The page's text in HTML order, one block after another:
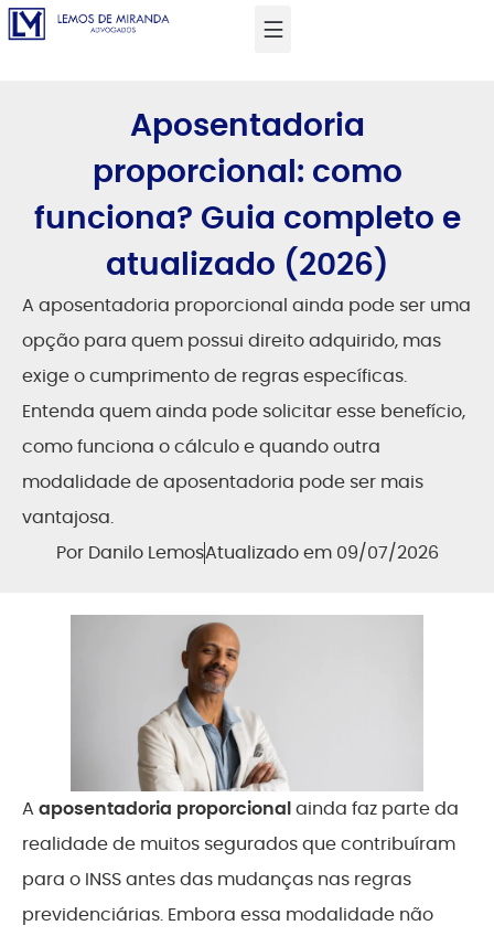
Aposentadoria
proporcional: como
funciona? Guia completo e
atualizado (2026)
A aposentadoria proporcional ainda pode ser uma
opção para quem possui direito adquirido, mas
exige o cumprimento de regras específicas.
Entenda quem ainda pode solicitar esse benefício,
como funciona o cálculo e quando outra
modalidade de aposentadoria pode ser mais
vantajosa.
PorDanilo LemosAtualizado em 09/07/2026
A aposentadoria proporcionalainda faz parte da
realidade de muitos segurados que contribuíram
para o INSS antes das mudanças nas regras
previdenciárias. Embora essa modalidade não